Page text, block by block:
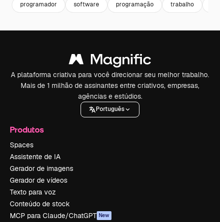
programador software programação trabalho
A plataforma criativa para você direcionar seu melhor trabalho.
Mais de 1 milhão de assinantes entre criativos, empresas,
agências e estúdios.
Português
Produtos
Spaces
Assistente de IA
Gerador de imagens
Gerador de vídeos
Texto para voz
Conteúdo de stock
MCP para Claude/ChatGPT New